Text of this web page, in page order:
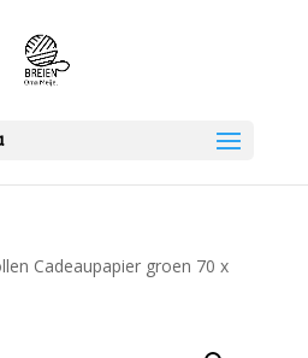
Cadeaupapier groen 70 x